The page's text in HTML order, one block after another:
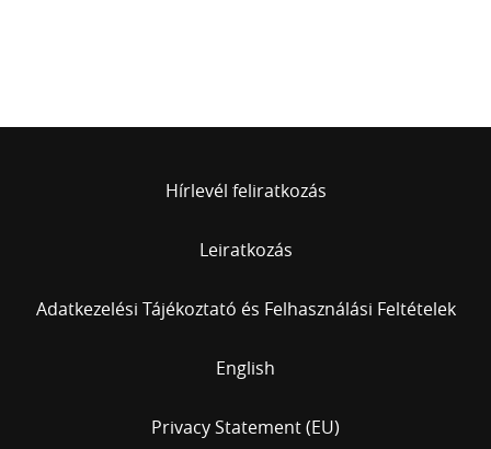
Hírlevél feliratkozás
Leiratkozás
Adatkezelési Tájékoztató és Felhasználási Feltételek
English
Privacy Statement (EU)